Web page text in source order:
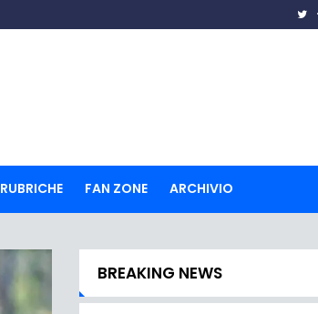
RUBRICHE FAN ZONE ARCHIVIO
BREAKING NEWS